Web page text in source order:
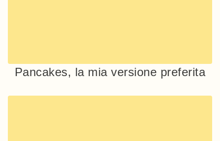
Pancakes, la mia versione preferita